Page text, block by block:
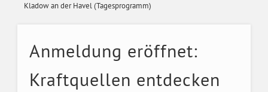
Kladow an der Havel (Tagesprogramm)
Anmeldung eröffnet:
Kraftquellen entdecken